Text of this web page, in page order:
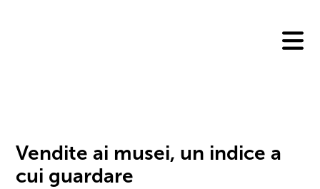
Vendite ai musei, un indice a
cui guardare